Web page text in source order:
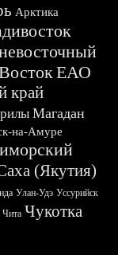
Арктика
ЕАО
край
Магадан
на-Амуре
(Якутия)
Улан-Удэ Уссурийск
Чита Чукотка